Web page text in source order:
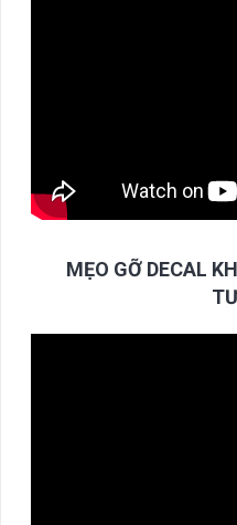
MẸO GỠ DECAL